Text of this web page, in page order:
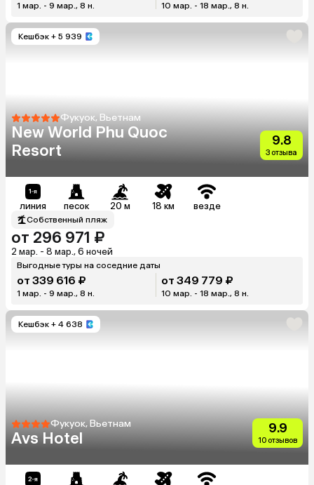
1 мар. - 9 мар., 8 н. 10 мар. - 18 мар., 8 н.
Кешбэк + 5 939
Фукуок, Вьетнам
New World Phu Quoc
Resort
9.8
3 отзыва
линия песок 20 м 18 км везде
Собственный пляж
от 296 971 ₽
2 мар. - 8 мар., 6 ночей
Выгодные туры на соседние даты
от 339 616 ₽
1 мар. - 9 мар., 8 н.
от 349 779 ₽
10 мар. - 18 мар., 8 н.
Кешбэк + 4 638
Фукуок, Вьетнам
Avs Hotel
9.9
10 отзывов